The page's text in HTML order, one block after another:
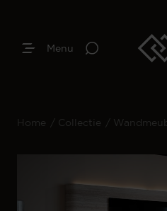
Menu
Home / Collectie /